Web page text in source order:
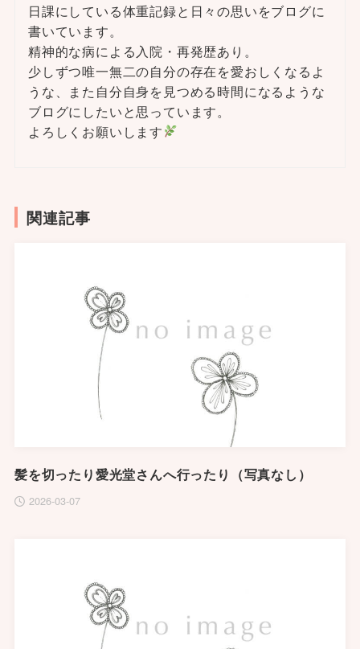
日課にしている体重記録と日々の思いをブログに
書いています。
精神的な病による入院・再発歴あり。
少しずつ唯一無二の自分の存在を愛おしくなるよ
うな、また自分自身を見つめる時間になるような
ブログにしたいと思っています。
よろしくお願いします
関連記事
髪を切ったり愛光堂さんへ行ったり（写真なし）
2026-03-07